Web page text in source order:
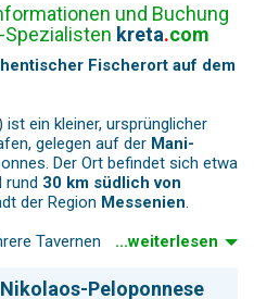
und Buchung
Spezialisten kreta.com
Fischerort auf dem
ist ein kleiner, ursprünglicher
gelegen auf der Mani-
Der Ort befindet sich etwa
rund 30 km südlich von
der Region Messenien.
Tavernen zu frischem Fisch
Treiben des Dorflebens.
...weiterlesen
Peloponnese